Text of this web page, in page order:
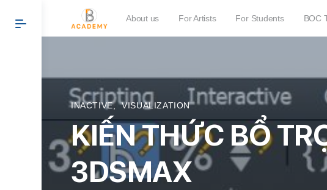
About us For Artists For Students BOC
INACTIVE, VISUALIZATION
KIẾN THỨC BỔ
3DSMAX